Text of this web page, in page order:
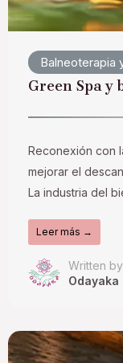
Balneoterapia
Green Spa
Reconexión con
mejorar el
La industria del
Leer más →
Written by
Odayaka